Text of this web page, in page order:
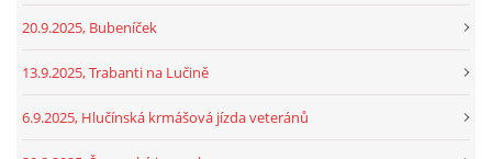
20.9.2025, Bubeníček
13.9.2025, Trabanti na Lučině
6.9.2025, Hlučínská krmášová jízda veteránů